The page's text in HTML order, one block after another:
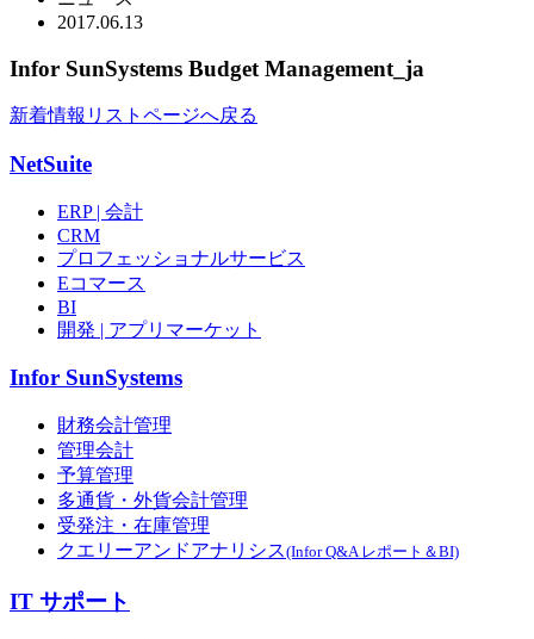
2017.06.13
Infor SunSystems Budget Management_ja
新着情報リストページへ戻る
NetSuite
ERP | 会計
CRM
プロフェッショナルサービス
Eコマース
BI
開発 | アプリマーケット
Infor SunSystems
財務会計管理
管理会計
予算管理
多通貨・外貨会計管理
受発注・在庫管理
クエリーアンドアナリシス(Infor Q&A レポート＆BI)
IT サポート